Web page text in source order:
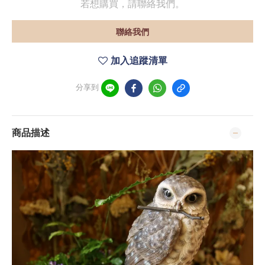
若想購買，請聯絡我們。
聯絡我們
加入追蹤清單
分享到
商品描述